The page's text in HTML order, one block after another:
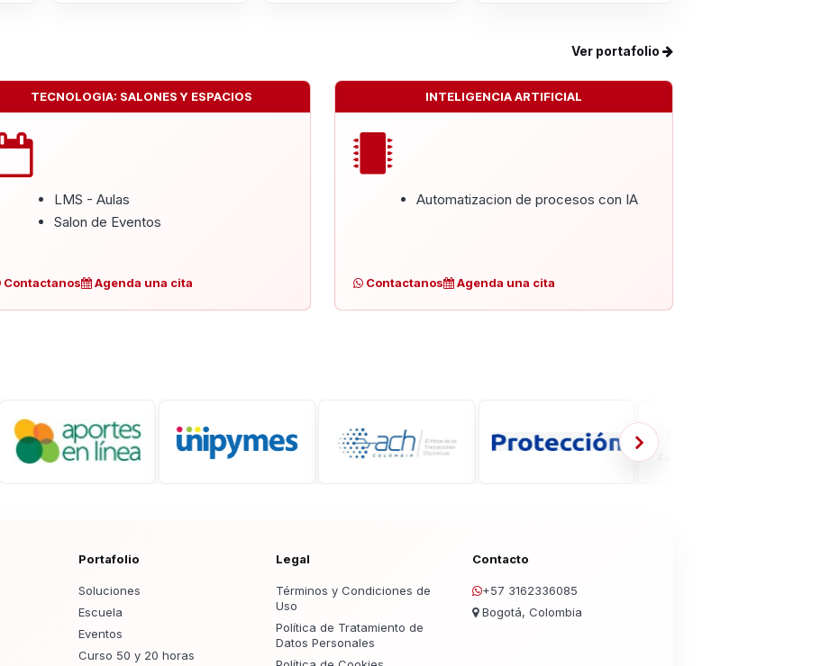
Ver portafolio
TECNOLOGIA: SALONES Y ESPACIOS
LMS - Aulas
Salon de Eventos
Contactanos Agenda una cita
INTELIGENCIA ARTIFICIAL
Automatizacion de procesos con IA
Contactanos Agenda una cita
Portafolio
Soluciones
Escuela
Eventos
Curso 50 y 20 horas
Legal
Términos y Condiciones de
Uso
Política de Tratamiento de
Datos Personales
Contacto
+57 3162336085
Bogotá, Colombia